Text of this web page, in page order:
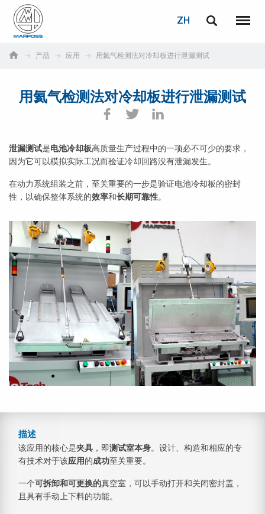
S.p.A.
ZH
菜单
产品 应用 用氦气检测法对冷却板进行泄漏测试
用氦气检测法对冷却板进行泄漏测试
泄漏测试是电池冷却板高质量生产过程中的一项必不可少的要求，
因为它可以模拟实际工况而验证冷却回路没有泄漏发生。
在动力系统组装之前，至关重要的一步是验证电池冷却板的密封
性，以确保整体系统的效率和长期可靠性。
描述
该应用的核心是夹具 ，即测试室本身。设计、构造和相应的专
有技术对于该应用的成功至关重要。
一个可拆卸和可更换的真空室，可以手动打开和关闭密封盖，
且具有手动上下料的功能。
Deutsch
Français
日本語 (Japanese)
中文 (Chinese)
한국어 (Korean)
登录
如您尚未注册，可立即免费注册！ 点击此处！